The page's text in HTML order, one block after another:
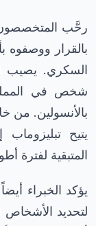
رحَّب
بالقرار
شخص في
بالأنسولين. من
يتيح
المتبقية لفترة
يؤكد الخبراء
لتحديد الأشخاص